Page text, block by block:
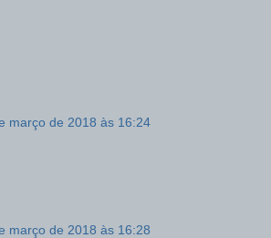
março de 2018 às 16:24
março de 2018 às 16:28